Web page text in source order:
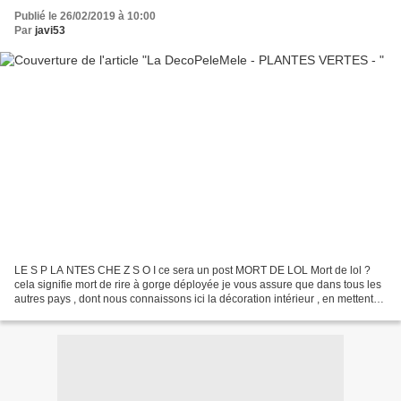
Publié le 26/02/2019 à 10:00
Par javi53
LE S P LA NTES CHE Z S O I ce sera un post MORT DE LOL Mort de lol ?
cela signifie mort de rire à gorge déployée je vous assure que dans tous les
autres pays , dont nous connaissons ici la décoration intérieur , en mettent